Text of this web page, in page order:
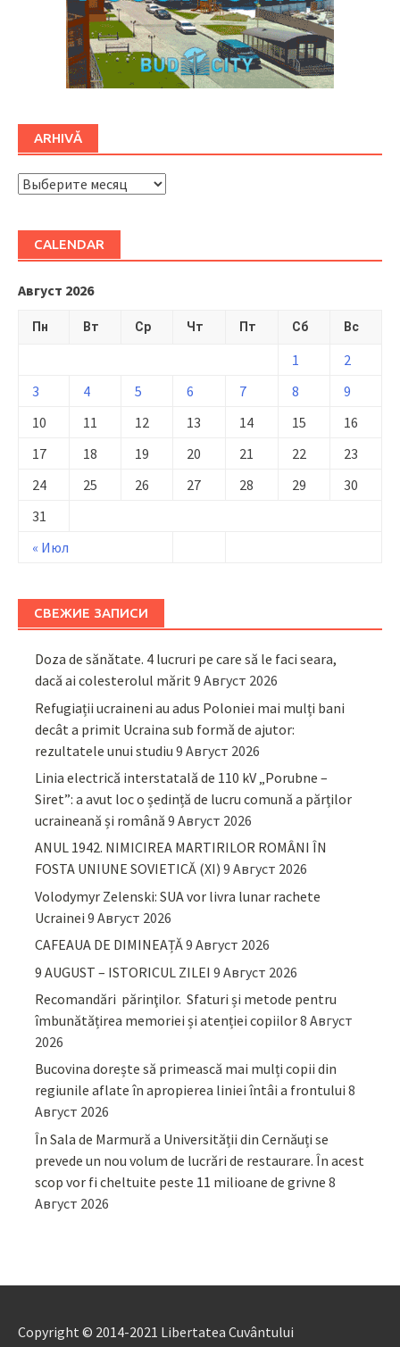
ARHIVĂ
ARHIVĂ
CALENDAR
Август 2026
Пн Вт Ср Чт Пт Сб Вс
« Июл
1
2
3
4 5 6 7 8
9
10
11 12 13 14 15
16
17
18 19 20 21 22
23
24
25 26 27 28 29
30
31
СВЕЖИЕ ЗАПИСИ
Doza de sănătate. 4 lucruri pe care să le faci seara,
dacă ai colesterolul mărit9 Август 2026
Refugiații ucraineni au adus Poloniei mai mulți bani
decât a primit Ucraina sub formă de ajutor:
rezultatele unui studiu 9 Август 2026
Linia electrică interstatală de 110 kV „Porubne –
Siret”: a avut loc o ședință de lucru comună a părților
ucraineană și română 9 Август 2026
ANUL 1942. NIMICIREA MARTIRILOR ROMÂNI ÎN
FOSTA UNIUNE SOVIETICĂ (XI) 9 Август 2026
Volodymyr Zelenski: SUA vor livra lunar rachete
Ucrainei 9 Август 2026
CAFEAUA DE DIMINEAȚĂ9 Август 2026
9 AUGUST – ISTORICUL ZILEI 9 Август 2026
Recomandări părinţilor. Sfaturi și metode pentru
îmbunătățirea memoriei și atenției copiilor8 Август
2026
Bucovina dorește să primească mai mulți copii din
regiunile aflate în apropierea liniei întâi a frontului 8
Август 2026
În Sala de Marmură a Universității din Cernăuți se
prevede un nou volum de lucrări de restaurare. În acest
scop vor fi cheltuite peste 11 milioane de grivne 8
Август 2026
Copyright © 2014-2021 Libertatea Cuvântului